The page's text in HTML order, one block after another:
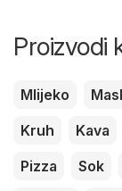
Proizvodi
Mlijeko
Kruh
Kava
Pizza
Sok